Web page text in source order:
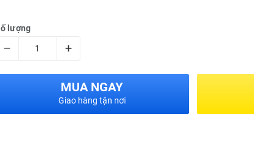
lượng
– +
MUA NGAY
Giao hàng tận nơi